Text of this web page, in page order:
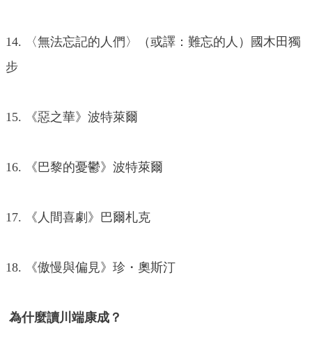
14. 〈無法忘記的人們〉（或譯：難忘的人）國木田獨
步
15. 《惡之華》波特萊爾
16. 《巴黎的憂鬱》波特萊爾
17. 《人間喜劇》巴爾札克
18. 《傲慢與偏見》珍・奧斯汀
為什麼讀川端康成？